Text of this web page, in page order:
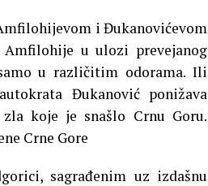
i Đukanovićevom
u ulozi prevejanog
u različitim odorama. Ili
Đukanović ponižava
koje je snašlo Crnu Goru.
Crne Gore
sagrađenim uz izdašnu